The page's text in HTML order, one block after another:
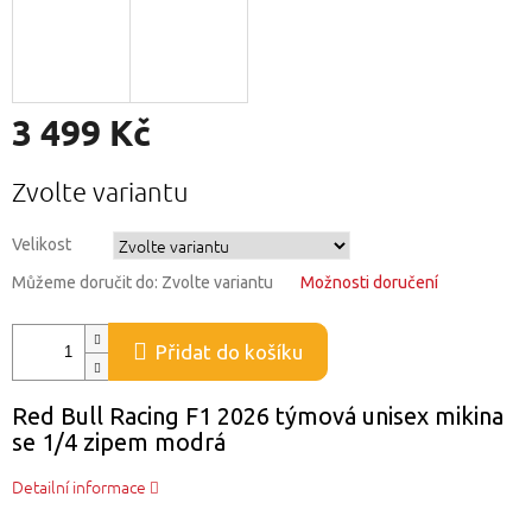
3 499 Kč
cena:
Zvolte variantu
Velikost
Můžeme doručit do: Zvolte variantu Možnosti doručení
Přidat do košíku
Red Bull Racing F1 2026 týmová unisex mikina
se 1/4 zipem modrá
Detailní informace